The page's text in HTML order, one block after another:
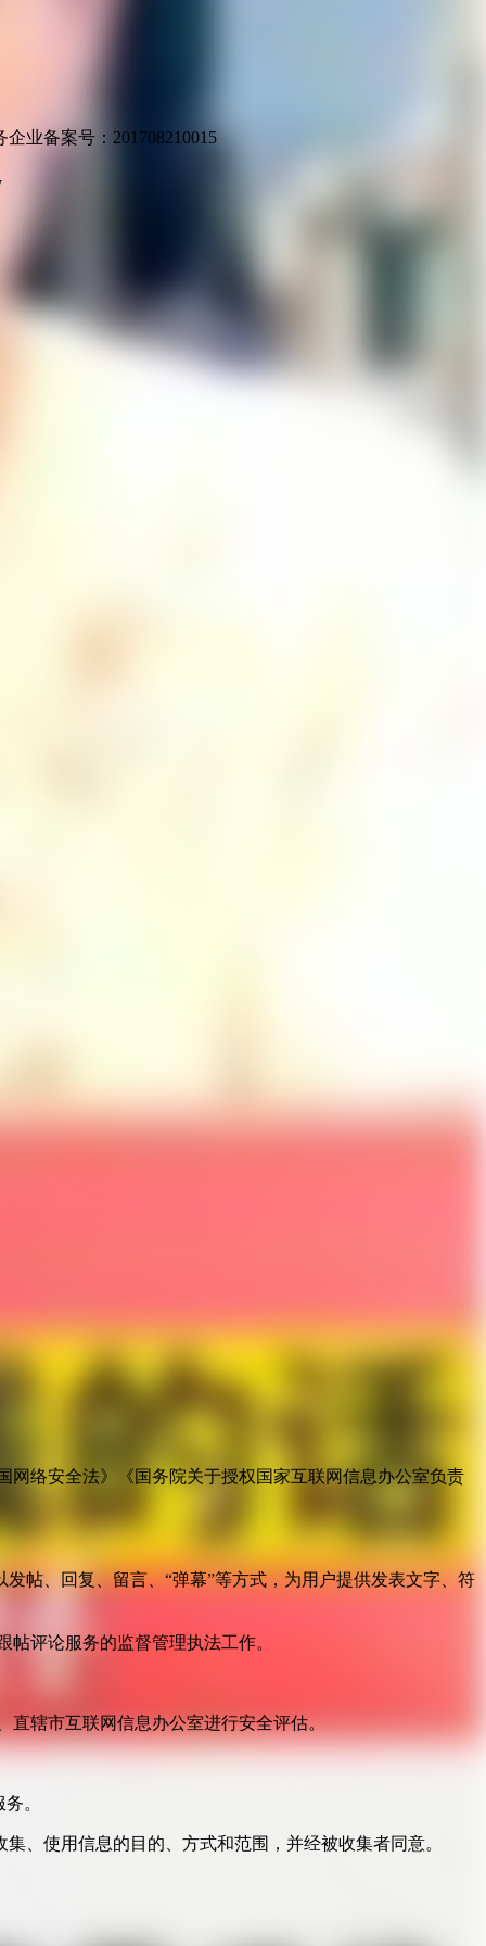
业备案号：201708210015
络安全法》《国务院关于授权国家互联网信息办公室负责
帖、回复、留言、“弹幕”等方式，为用户提供发表文字、符
评论服务的监督管理执法工作。
辖市互联网信息办公室进行安全评估。
。
、使用信息的目的、方式和范围，并经被收集者同意。